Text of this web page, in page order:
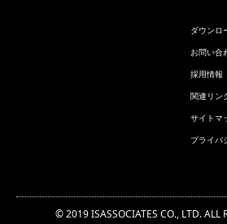
ダウンロ
お問い合
採用情報
関連リン
サイトマ
プライバ
© 2019 ISASSOCIATES CO., LTD. ALL